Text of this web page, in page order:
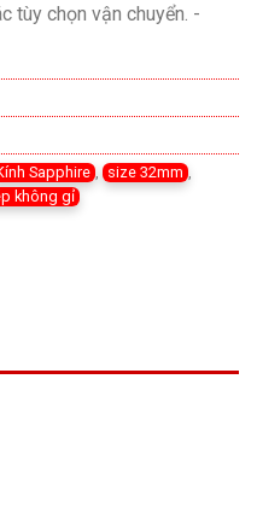
tùy chọn vận chuyển. -
Sapphire size 32mm
không gỉ